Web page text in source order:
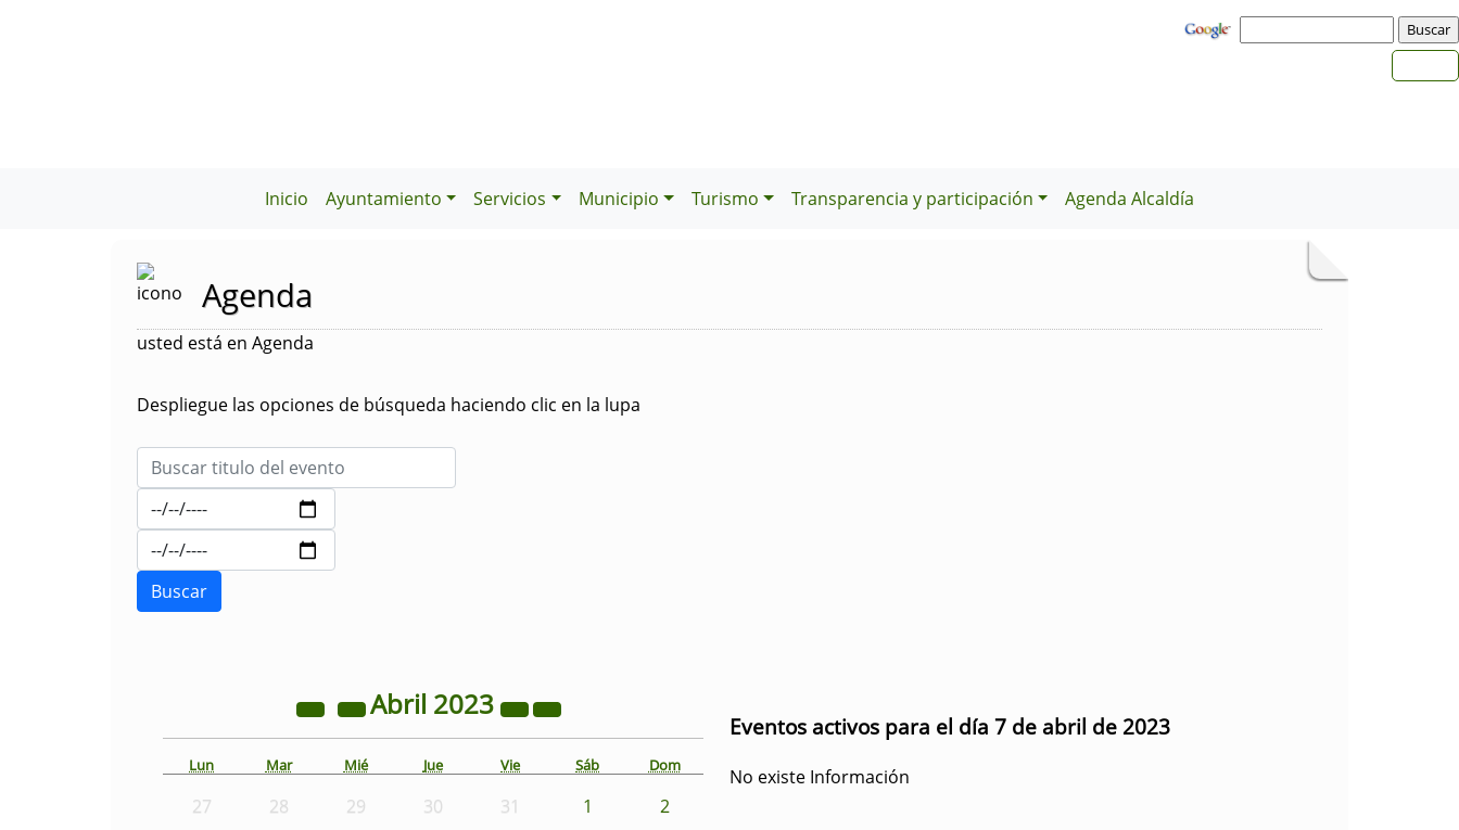
Inicio Ayuntamiento Servicios Municipio Turismo Transparencia y participación Agenda Alcaldía
Agenda
usted está en Agenda
Despliegue las opciones de búsqueda haciendo clic en la lupa
Abril 2023
Lun Mar Mié Jue Vie Sáb Dom
27 28 29 30 31 1 2
Eventos activos para el día 7 de abril de 2023
No existe Información